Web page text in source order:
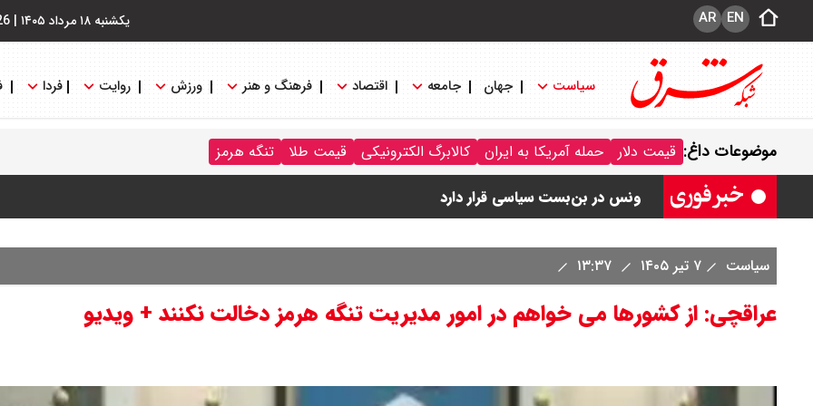
یکشنبه ۱۸ مرداد ۱۴۰۵ | EN
AR
سیاست جهان جامعه اقتصاد فرهنگ و هنر ورزش روایت فردا
موضوعات داغ: قیمت دلار حمله آمریکا به ایران کالابرگ الکترونیکی قیمت طلا تنگه هرمز
رهبر انقلاب با مسعود پزشکیان دیدار کرد / درباره مشکلات کشور و تعامل اقتصادی با طرفهای خارجی گفتگو
امیر جهانشاهی: پای نظامی آمریکایی به ایران باز شود آن را قطع می‌کنیم + ویدیو
ونس در بن‌بست سیاسی قرار دارد
حمله انصارالله یمن به بندر «المخا»
سیاست ۷ تیر ۱۴۰۵
عراقچی: از کشورها می خواهم در امور مدیریت تنگه هرمز دخالت نکنند + ویدیو